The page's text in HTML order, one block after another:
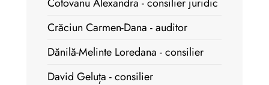
Crăciun Carmen-Dana - auditor
Dănilă-Melinte Loredana - consilier
David Geluța - consilier